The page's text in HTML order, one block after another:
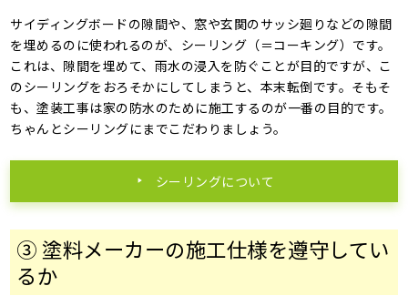
サイディングボードの隙間や、窓や玄関のサッシ廻りなどの隙間
を埋めるのに使われるのが、シーリング（＝コーキング）です。
これは、隙間を埋めて、雨水の浸入を防ぐことが目的ですが、こ
のシーリングをおろそかにしてしまうと、本末転倒です。そもそ
も、塗装工事は家の防水のために施工するのが一番の目的です。
ちゃんとシーリングにまでこだわりましょう。
シーリングについて
③ 塗料メーカーの施工仕様を遵守してい
るか